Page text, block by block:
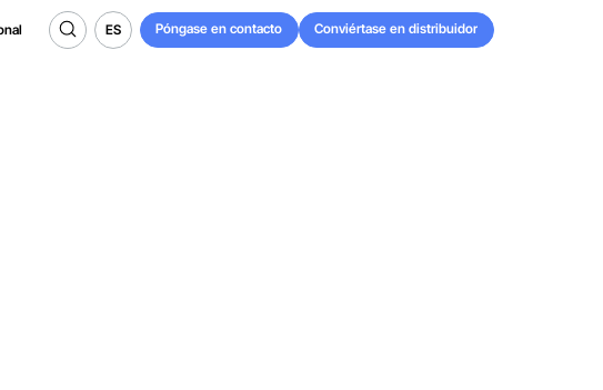
ES
ES
Póngase en contacto
Póngase en contacto
Conviértase en distribuidor
Conviértase en distribuidor